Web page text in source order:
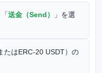
送金（Send）
」を選
たはERC-20 USDT）の